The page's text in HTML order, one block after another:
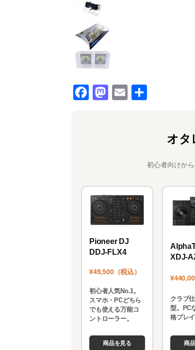
F
o
k
M
n
E
オタ
初心者向けか
Pioneer DJ
DDJ-FLX4
¥49,500（税込）
初心者人気No.1。
スマホ・PCどちら
でも使える万能コ
ントローラー。
商品を見る
XDJ-
クラブ
型。PC
格プレイ
商